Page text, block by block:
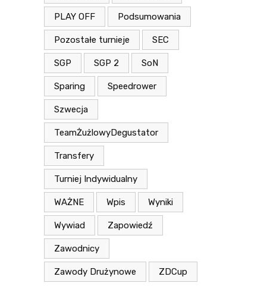
PLAY OFF Podsumowania
Pozostałe turnieje SEC
SGP SGP 2 SoN
Sparing Speedrower
Szwecja
TeamŻużlowyDegustator
Transfery
Turniej Indywidualny
WAŻNE Wpis Wyniki
Wywiad Zapowiedź
Zawodnicy
Zawody Drużynowe ZDCup